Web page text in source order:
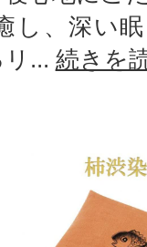
し、深い
... 続きを